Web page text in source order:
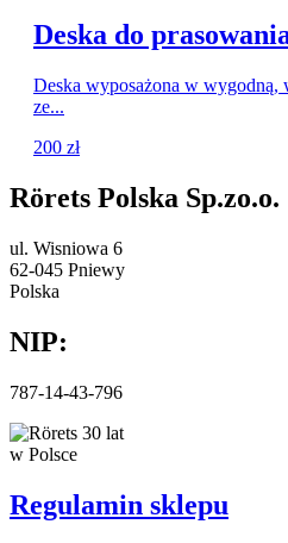
Deska do
Deska wyposażona w wygodną,
ze...
200 zł
Rörets Polska Sp.zo.o.
ul. Wisniowa 6
62-045 Pniewy
Polska
NIP:
787-14-43-796
Regulamin sklepu